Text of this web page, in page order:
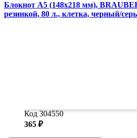
Блокнот А5 (148х218 мм),
резинкой, 80 л., клетка, черный/
Код 304550
365 ₽